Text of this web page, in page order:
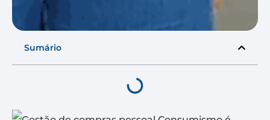
Sumário